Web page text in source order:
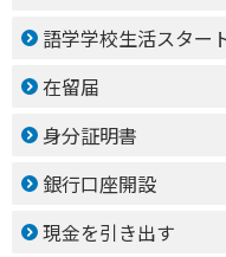
語学学校生活スター
在留届
身分証明書
銀行口座開設
現金を引き出す